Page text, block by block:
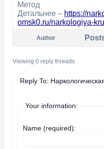
Метод
Детальнее – https://
omsk0.ru/narkologiya-
Author
Viewing 0 reply threads
Reply To:
Your information:
Name (required):